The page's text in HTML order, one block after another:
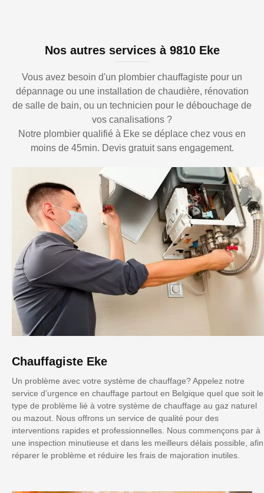
Nos autres services à 9810 Eke
Vous avez besoin d'un plombier chauffagiste pour un
dépannage ou une installation de chaudière, rénovation
de salle de bain, ou un technicien pour le débouchage de
vos canalisations ?
Notre plombier qualifié à Eke se déplace chez vous en
moins de 45min. Devis gratuit sans engagement.
Chauffagiste Eke
Un problème avec votre système de chauffage? Appelez notre
service d’urgence en chauffage partout en Belgique quel que soit le
type de problème lié à votre système de chauffage au gaz naturel
ou mazout. Nous offrons un service de qualité pour des
interventions rapides et professionnelles. Nous commençons par à
une inspection minutieuse et dans les meilleurs délais possible, afin
réparer le problème et réduire les frais de majoration inutiles.